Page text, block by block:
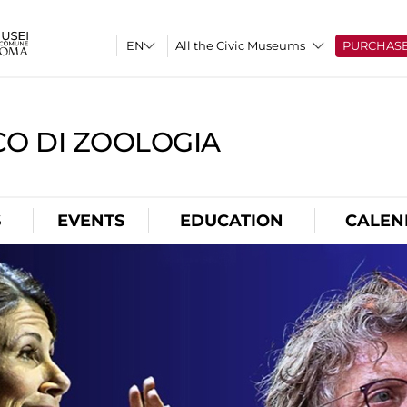
All the Civic Museums
DI ZOOLOGIA
EVENTS EDUCATION